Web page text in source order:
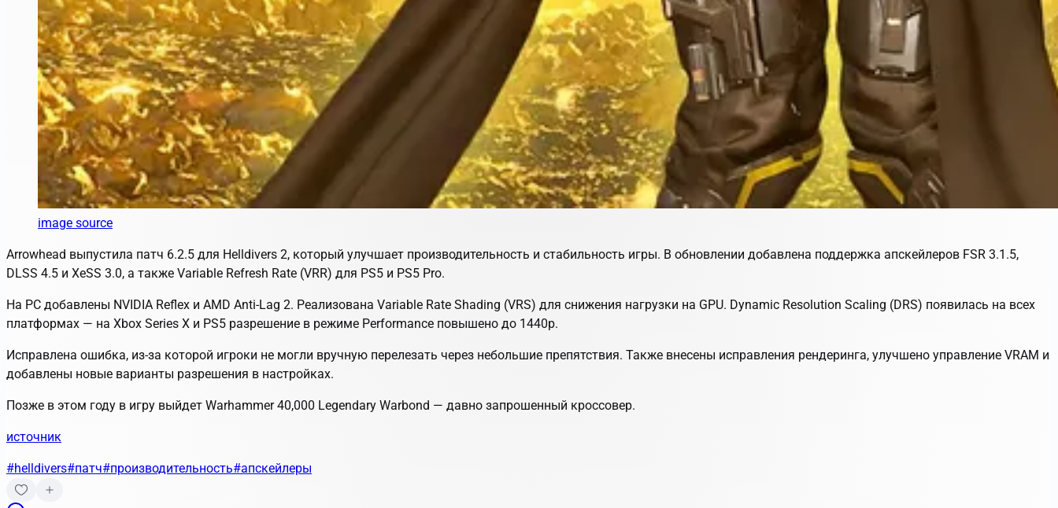
image source
Arrowhead выпустила патч 6.2.5 для Helldivers 2, который улучшает производительность и стабильность игры. В обновлении добавлена поддержка апскейлеров FSR 3.1.5,
DLSS 4.5 и XeSS 3.0, а также Variable Refresh Rate (VRR) для PS5 и PS5 Pro.
На PC добавлены NVIDIA Reflex и AMD Anti‑Lag 2. Реализована Variable Rate Shading (VRS) для снижения нагрузки на GPU. Dynamic Resolution Scaling (DRS) появилась на всех
платформах — на Xbox Series X и PS5 разрешение в режиме Performance повышено до 1440p.
Исправлена ошибка, из‑за которой игроки не могли вручную перелезать через небольшие препятствия. Также внесены исправления рендеринга, улучшено управление VRAM и
добавлены новые варианты разрешения в настройках.
Позже в этом году в игру выйдет Warhammer 40,000 Legendary Warbond — давно запрошенный кроссовер.
источник
#helldivers#патч#производительность#апскейлеры